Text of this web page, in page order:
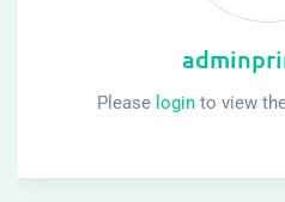
Please login to view